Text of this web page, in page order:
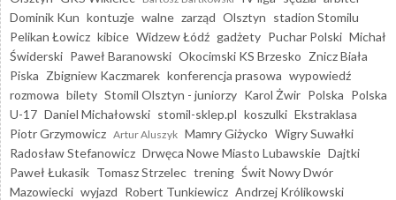
Dominik Kun kontuzje walne zarząd Olsztyn stadion Stomilu
Pelikan Łowicz kibice Widzew Łódź gadżety Puchar Polski Michał
Świderski Paweł Baranowski Okocimski KS Brzesko Znicz Biała
Piska Zbigniew Kaczmarek konferencja prasowa wypowiedź
rozmowa bilety Stomil Olsztyn - juniorzy Karol Żwir Polska Polska
U-17 Daniel Michałowski stomil-sklep.pl koszulki Ekstraklasa
Piotr Grzymowicz Artur Aluszyk Mamry Giżycko Wigry Suwałki
Radosław Stefanowicz Drwęca Nowe Miasto Lubawskie Dajtki
Paweł Łukasik Tomasz Strzelec trening Świt Nowy Dwór
Mazowiecki wyjazd Robert Tunkiewicz Andrzej Królikowski